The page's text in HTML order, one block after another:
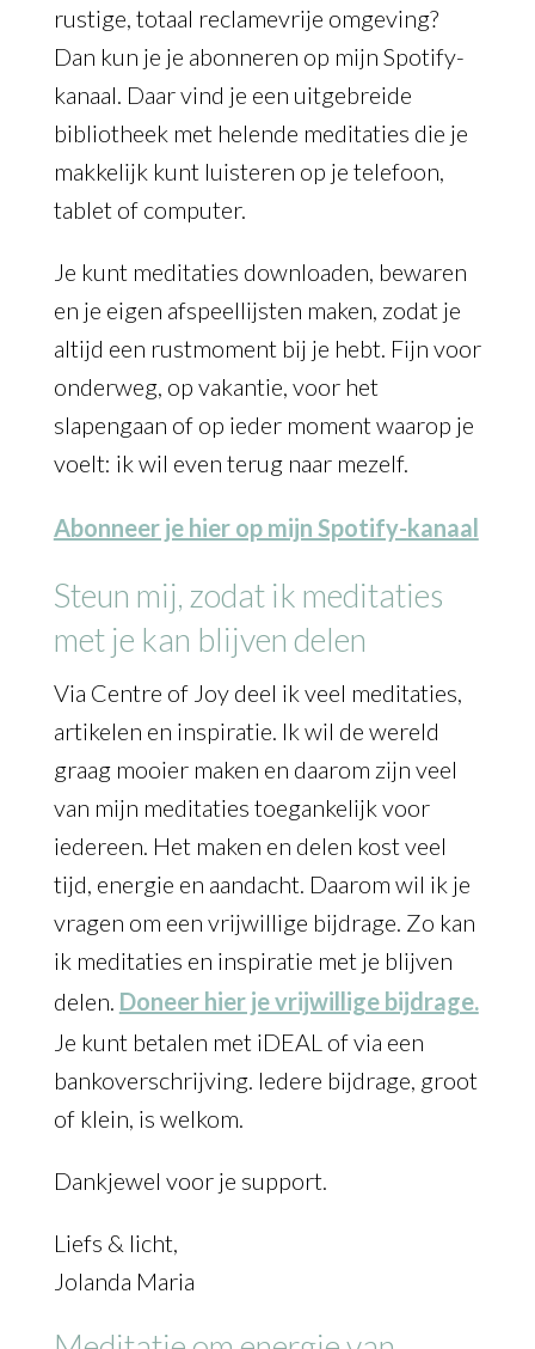
rustige, totaal reclamevrije omgeving?
Dan kun je je abonneren op mijn Spotify-
kanaal. Daar vind je een uitgebreide
bibliotheek met helende meditaties die je
makkelijk kunt luisteren op je telefoon,
tablet of computer.
Je kunt meditaties downloaden, bewaren
en je eigen afspeellijsten maken, zodat je
altijd een rustmoment bij je hebt. Fijn voor
onderweg, op vakantie, voor het
slapengaan of op ieder moment waarop je
voelt: ik wil even terug naar mezelf.
Abonneer je hier op mijn Spotify-kanaal
Steun mij, zodat ik meditaties
met je kan blijven delen
Via Centre of Joy deel ik veel meditaties,
artikelen en inspiratie. Ik wil de wereld
graag mooier maken en daarom zijn veel
van mijn meditaties toegankelijk voor
iedereen. Het maken en delen kost veel
tijd, energie en aandacht. Daarom wil ik je
vragen om een vrijwillige bijdrage. Zo kan
ik meditaties en inspiratie met je blijven
delen. Doneer hier je vrijwillige bijdrage.
Je kunt betalen met iDEAL of via een
bankoverschrijving. Iedere bijdrage, groot
of klein, is welkom.
Dankjewel voor je support.
Liefs & licht,
Jolanda Maria